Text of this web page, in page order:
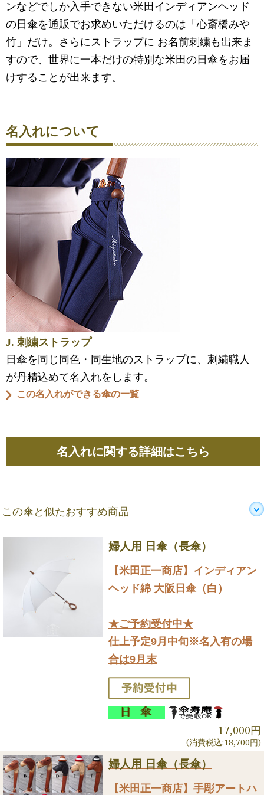
ンなどでしか入手できない米田インディアンヘッド
の日傘を通販でお求めいただけるのは「心斎橋みや
竹」だけ。さらにストラップに お名前刺繍も出来ま
すので、世界に一本だけの特別な米田の日傘をお届
けすることが出来ます。
名入れについて
J. 刺繍ストラップ
日傘を同じ同色・同生地のストラップに、刺繍職人
が丹精込めて名入れをします。
この名入れができる傘の一覧
名入れに関する詳細はこちら
この傘と似たおすすめ商品
婦人用 日傘（長傘）
【米田正一商店】インディアン
ヘッド綿 大阪日傘（白）
★ご予約受付中★
仕上予定9月中旬※名入有の場
合は9月末
17,000円
(消費税込:18,700円)
婦人用 日傘（長傘）
【米田正一商店】手彫アートハ